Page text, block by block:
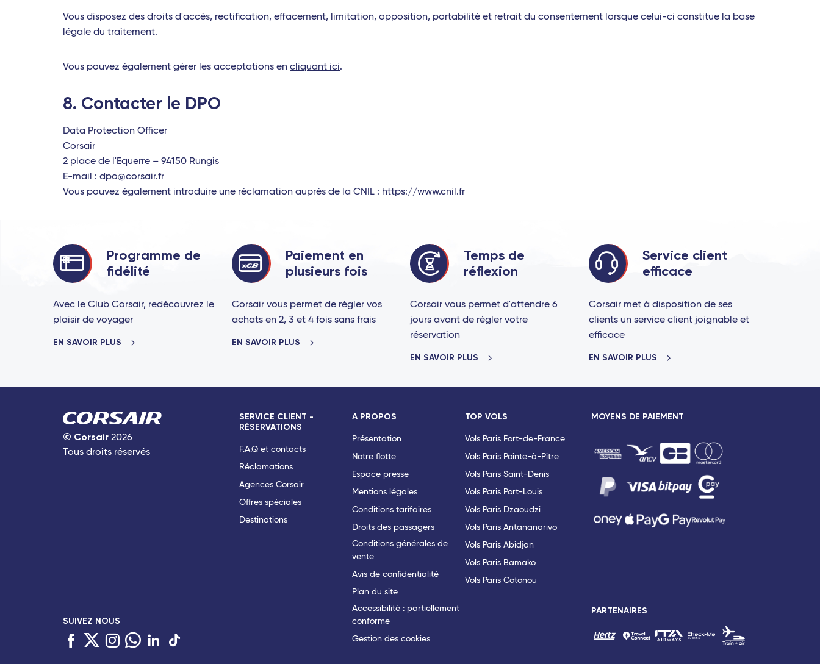
Vous disposez des droits d'accès, rectification, effacement, limitation, opposition, portabilité et retrait du consentement lorsque celui-ci constitue la base
légale du traitement.
Vous pouvez également gérer les acceptations en cliquant ici.
8. Contacter le DPO
Data Protection Officer
Corsair
2 place de l'Equerre – 94150 Rungis
E-mail : dpo@corsair.fr
Vous pouvez également introduire une réclamation auprès de la CNIL : https://www.cnil.fr
Programme de
fidélité
Avec le Club Corsair, redécouvrez le
plaisir de voyager
EN SAVOIR PLUS
Paiement en
plusieurs fois
Corsair vous permet de régler vos
achats en 2, 3 et 4 fois sans frais
EN SAVOIR PLUS
Temps de
réflexion
Corsair vous permet d'attendre 6
jours avant de régler votre
réservation
EN SAVOIR PLUS
Service client
efficace
Corsair met à disposition de ses
clients un service client joignable et
efficace
EN SAVOIR PLUS
© Corsair 2026
Tous droits réservés
SUIVEZ NOUS
SERVICE CLIENT -
RÉSERVATIONS
F.A.Q et contacts
Réclamations
Agences Corsair
Offres spéciales
Destinations
A PROPOS
Présentation
Notre flotte
Espace presse
Mentions légales
Conditions tarifaires
Droits des passagers
Conditions générales de
vente
Avis de confidentialité
Plan du site
Accessibilité : partiellement
conforme
Gestion des cookies
TOP VOLS
Vols Paris Fort-de-France
Vols Paris Pointe-à-Pitre
Vols Paris Saint-Denis
Vols Paris Port-Louis
Vols Paris Dzaoudzi
Vols Paris Antananarivo
Vols Paris Abidjan
Vols Paris Bamako
Vols Paris Cotonou
MOYENS DE PAIEMENT
PARTENAIRES